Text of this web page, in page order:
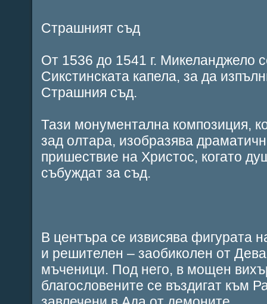
Страшният съд
От 1536 до 1541 г. Микеланджело
Сикстинската капела, за да
Страшния съд.
Тази монументална композиция,
зад олтара, изобразява
пришествие на Христос, когато
събуждат за съд.
В центъра се извисява фигурата
и решителен – заобиколен от
мъченици. Под него, в мощен
благословените се въздигат към